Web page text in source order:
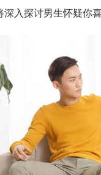
入探讨男生怀疑你